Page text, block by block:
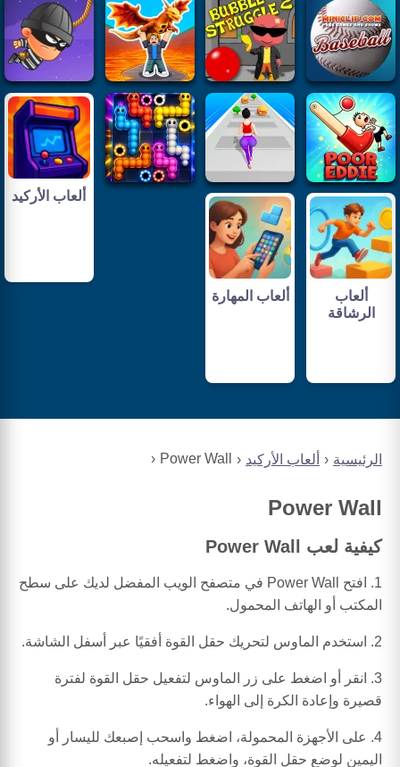
الرئيسية ألعاب الأركيد Power Wall
Power Wall
كيفية لعب Power Wall
1. افتح Power Wall في متصفح الويب المفضل لديك على سطح
المكتب أو الهاتف المحمول.
2. استخدم الماوس لتحريك حقل القوة أفقيًا عبر أسفل الشاشة.
3. انقر أو اضغط على زر الماوس لتفعيل حقل القوة لفترة
قصيرة وإعادة الكرة إلى الهواء.
4. على الأجهزة المحمولة، اضغط واسحب إصبعك لليسار أو
اليمين لوضع حقل القوة، واضغط لتفعيله.
ألعاب الأركيد
ألعاب
الرشاقة
ألعاب المهارة